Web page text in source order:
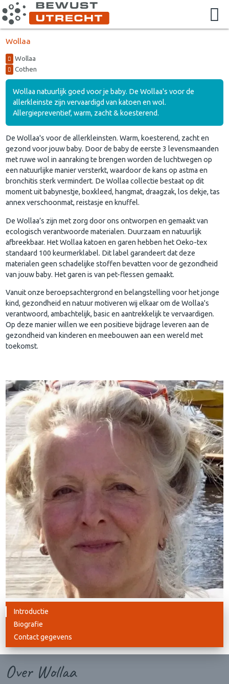
Wollaa
Wollaa
Cothen
Wollaa natuurlijk goed voor je baby. De Wollaa's voor de
allerkleinste zijn vervaardigd van katoen en wol.
Allergiepreventief, warm, zacht & koesterend.
De Wollaa's voor de allerkleinsten. Warm, koesterend, zacht en
gezond voor jouw baby. Door de baby de eerste 3 levensmaanden
met ruwe wol in aanraking te brengen worden de luchtwegen op
een natuurlijke manier versterkt, waardoor de kans op astma en
bronchitis sterk vermindert. De Wollaa collectie bestaat op dit
moment uit babynestje, boxkleed, hangmat, draagzak, los dekje, tas
annex verschoonmat, reistasje en knuffel.
De Wollaa’s zijn met zorg door ons ontworpen en gemaakt van
ecologisch verantwoorde materialen. Duurzaam en natuurlijk
afbreekbaar. Het Wollaa katoen en garen hebben het Oeko-tex
standaard 100 keurmerklabel. Dit label garandeert dat deze
materialen geen schadelijke stoffen bevatten voor de gezondheid
van jouw baby. Het garen is van pet-flessen gemaakt.
Vanuit onze beroepsachtergrond en belangstelling voor het jonge
kind, gezondheid en natuur motiveren wij elkaar om de Wollaa's
verantwoord, ambachtelijk, basic en aantrekkelijk te vervaardigen.
Op deze manier willen we een positieve bijdrage leveren aan de
gezondheid van kinderen en meebouwen aan een wereld met
toekomst.
Introductie
Biografie
Contact gegevens
Over Wollaa